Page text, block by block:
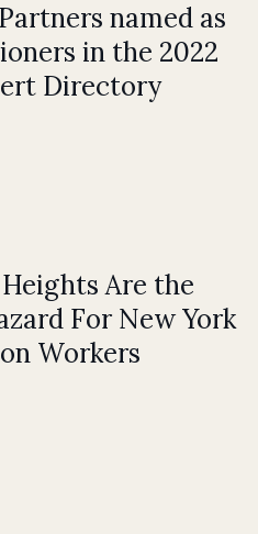
named as
in the 2022
Directory
Are the
For New York
Workers